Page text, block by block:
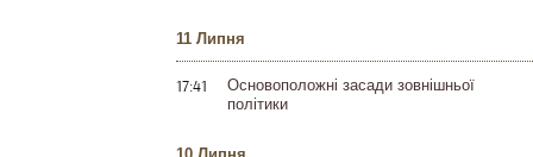
11 Липня
17:41
Основоположні засади зовнішньої
політики